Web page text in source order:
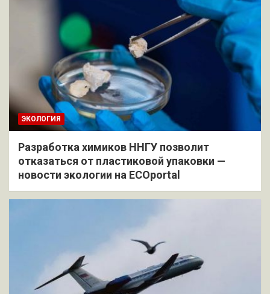
ЭКОЛОГИЯ
Разработка химиков ННГУ позволит
отказаться от пластиковой упаковки —
новости экологии на ECOportal